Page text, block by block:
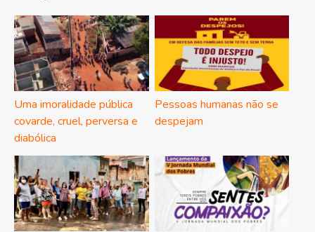
Uma imoralidade pública
covarde, cruel, perversa e
diabólica
Pessoas humanas não se
despejam